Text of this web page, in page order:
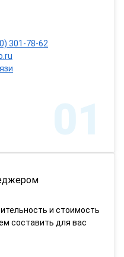
301-78-62
01
и стоимость
составить для вас